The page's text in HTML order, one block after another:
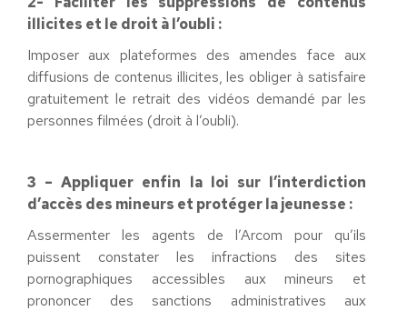
illicites et le droit à l’oubli :
Imposer aux plateformes des amendes face aux
diffusions de contenus illicites, les obliger à satisfaire
gratuitement le retrait des vidéos demandé par les
personnes filmées (droit à l’oubli).
3 – Appliquer enfin la loi sur l’interdiction
d’accès des mineurs et protéger la jeunesse :
Assermenter les agents de l’Arcom pour qu’ils
puissent constater les infractions des sites
pornographiques accessibles aux mineurs et
prononcer des sanctions administratives aux